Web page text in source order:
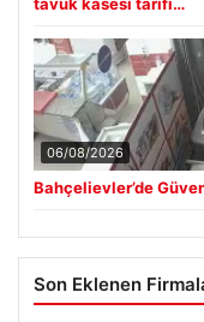
06/08/2026
Bahçelievler’de
Son Eklenen